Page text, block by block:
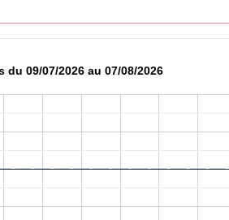
du 09/07/2026 au 07/08/2026